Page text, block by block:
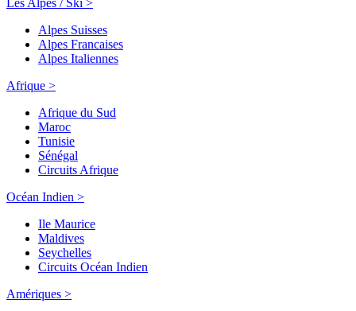
Les Alpes / Ski >
Alpes Suisses
Alpes Francaises
Alpes Italiennes
Afrique >
Afrique du Sud
Maroc
Tunisie
Sénégal
Circuits Afrique
Océan Indien >
Ile Maurice
Maldives
Seychelles
Circuits Océan Indien
Amériques >